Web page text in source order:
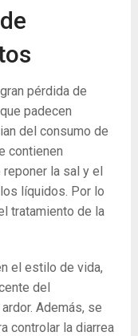
pérdida de
padecen
del consumo de
contienen
la sal y el
líquidos. Por lo
tratamiento de la
el estilo de vida,
del
Además, se
controlar la diarrea